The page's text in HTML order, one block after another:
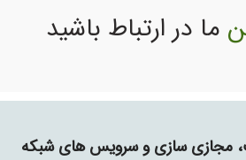
ما در ارتباط باشید
مجازی سازی و سرویس های شبکه